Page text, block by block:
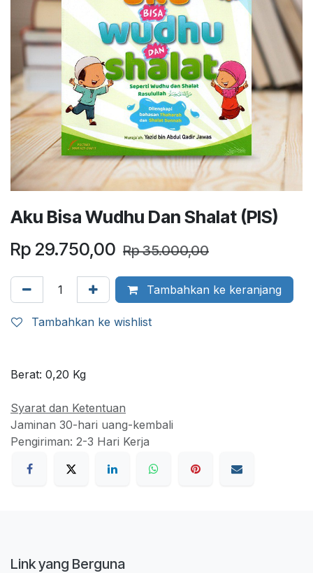
Aku Bisa Wudhu Dan Shalat (PIS)
Rp 29.750,00 Rp35.000,00
Tambahkan ke keranjang
Tambahkan ke wishlist
Berat: 0,20 Kg
Syarat dan Ketentuan
Jaminan 30-hari uang-kembali
Pengiriman: 2-3 Hari Kerja
Link yang Berguna